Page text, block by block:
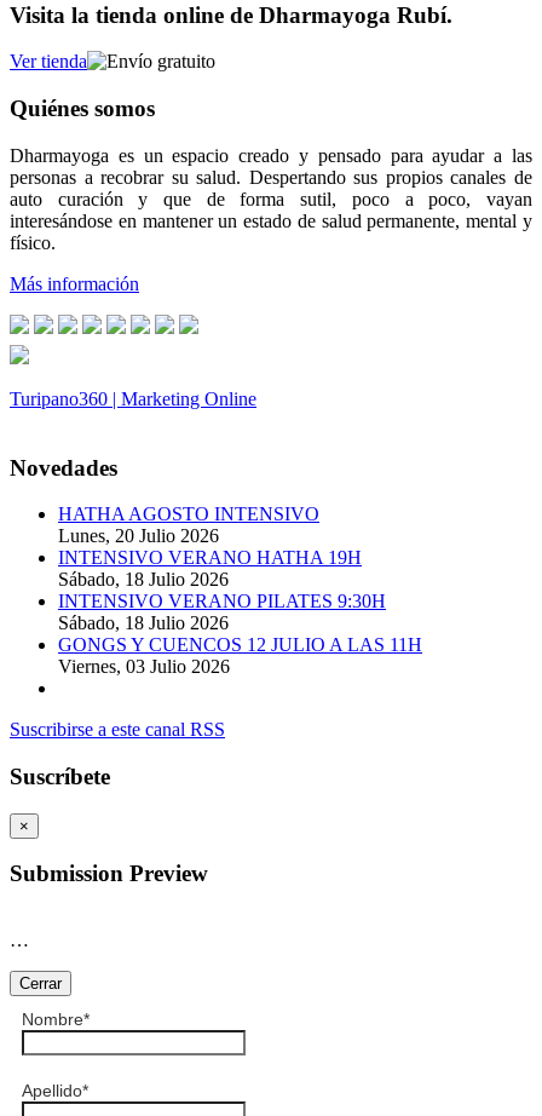
Visita la tienda online de Dharmayoga Rubí.
Ver tienda
Quiénes somos
Dharmayoga es un espacio creado y pensado para ayudar a las
personas a recobrar su salud. Despertando sus propios canales de
auto curación y que de forma sutil, poco a poco, vayan
interesándose en mantener un estado de salud permanente, mental y
físico.
Más información
Turipano360 | Marketing Online
Novedades
HATHA AGOSTO INTENSIVO
Lunes, 20 Julio 2026
INTENSIVO VERANO HATHA 19H
Sábado, 18 Julio 2026
INTENSIVO VERANO PILATES 9:30H
Sábado, 18 Julio 2026
GONGS Y CUENCOS 12 JULIO A LAS 11H
Viernes, 03 Julio 2026
Suscribirse a este canal RSS
Suscríbete
×
Submission Preview
…
Cerrar
Nombre*
Apellido*